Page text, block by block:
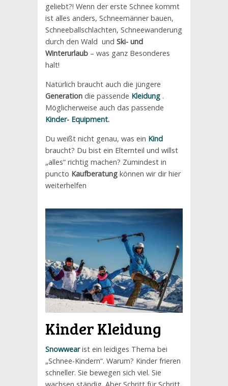
geliebt?! Wenn der erste Schnee kommt
ist alles anders, Schneemänner bauen,
Schneeballschlachten, Schneewanderung
durch den Wald und Ski- und
Winterurlaub – was ganz Besonderes
halt!
Natürlich braucht auch die jüngere
Generation die passende Kleidung .
Möglicherweise auch das passende
Kinder- Equipment.
Du weißt nicht genau, was ein Kind
braucht? Du bist ein Elternteil und willst
„alles“ richtig machen? Zumindest in
puncto Kaufberatung können wir dir hier
weiterhelfen
Kinder Kleidung
Snowwearist ein leidiges Thema bei
„Schnee-Kindern“. Warum? Kinder frieren
schneller. Sie bewegen sich viel. Sie